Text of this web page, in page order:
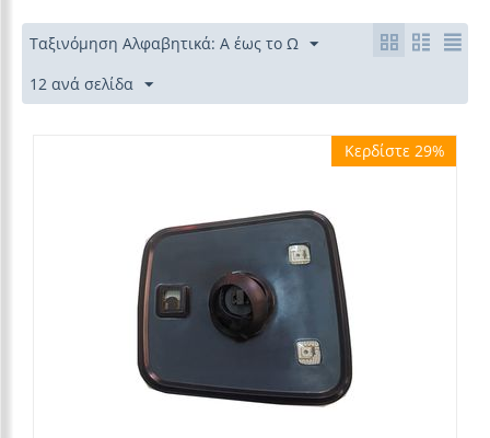
Ταξινόμηση Αλφαβητικά: Α έως το Ω
12 ανά σελίδα
Κερδίστε 29%